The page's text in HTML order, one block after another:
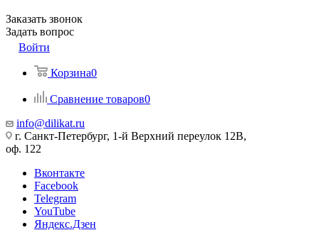
Заказать звонок
Задать вопрос
Войти
Корзина0
Сравнение товаров0
info@dilikat.ru
г. Санкт-Петербург, 1-й Верхний переулок 12В,
оф. 122
Вконтакте
Facebook
Telegram
YouTube
Яндекс.Дзен